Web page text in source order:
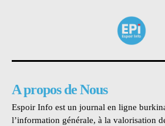
A propos de Nous
Espoir Info est un journal en ligne
l’information générale, à la valorisation